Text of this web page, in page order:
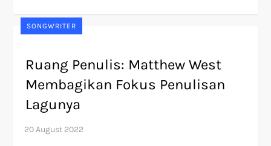
SONGWRITER
Ruang Penulis: Matthew West
Membagikan Fokus Penulisan
Lagunya